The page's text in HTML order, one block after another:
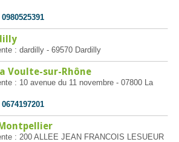
0980525391
: dardilly - 69570 Dardilly
Voulte-sur-Rhône
: 10 avenue du 11 novembre - 07800 La
0674197201
: 200 ALLEE JEAN FRANCOIS LESUEUR